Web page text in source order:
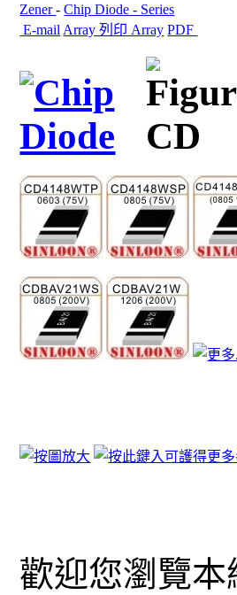
Zener-Chip Diode - Series
E-mail Array 列印 Array PDF
歡迎您瀏覽本